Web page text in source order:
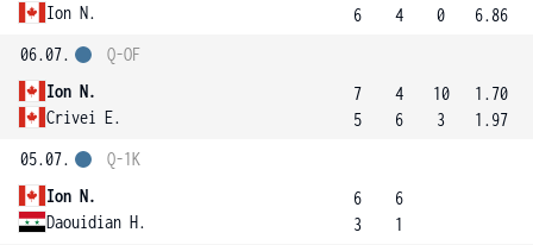
Ion N.
6
4
0
6.86
06.07.
Ion N.
Crivei E.
Q-OF
7
5
4
6
10
3
1.70
1.97
05.07.
Ion N.
Daouidian H.
Q-1K
6
3
6
1